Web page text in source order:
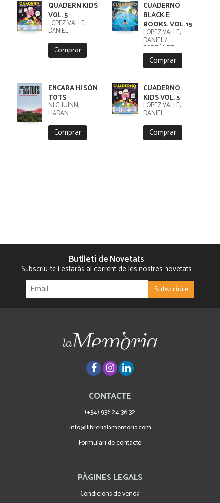
QUADERN KIDS
VOL. 5
LÓPEZ VALLE,
DANIEL
Comprar
CUADERNO
BLACKIE
BOOKS. VOL. 15
LÓPEZ VALLE,
DANIEL /
FORTÚNEZ,
CRISTOBAL
Comprar
ENCARA HI SÓN
TOTS
NI CHUINN,
LIADAN
Comprar
CUADERNO
KIDS VOL. 5
LÓPEZ VALLE,
DANIEL
Comprar
Butlletí de Novetats
Subscriu-te i estaràs al corrent de les nostres novetats
CONTACTE
(+34) 936 24 36 32
info@llibrerialamemoria.com
Formulari de contacte
PÀGINES LEGALS
Condicions de venda